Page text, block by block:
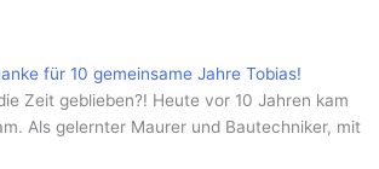
für 10 gemeinsame Jahre Tobias!
Zeit geblieben?! Heute vor 10 Jahren kam
Als gelernter Maurer und Bautechniker, mit